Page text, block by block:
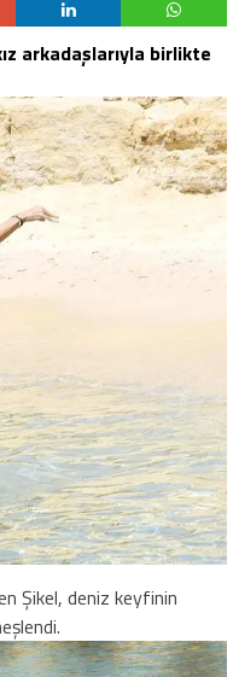
arkadaşlarıyla birlikte
Şikel, deniz keyfinin